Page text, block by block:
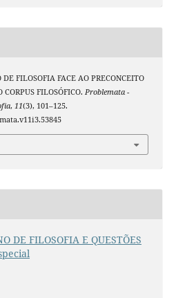
FILOSOFIA FACE AO PRECONCEITO
FILOSÓFICO. Problemata -
, 11(3), 101–125.
DE FILOSOFIA E QUESTÕES